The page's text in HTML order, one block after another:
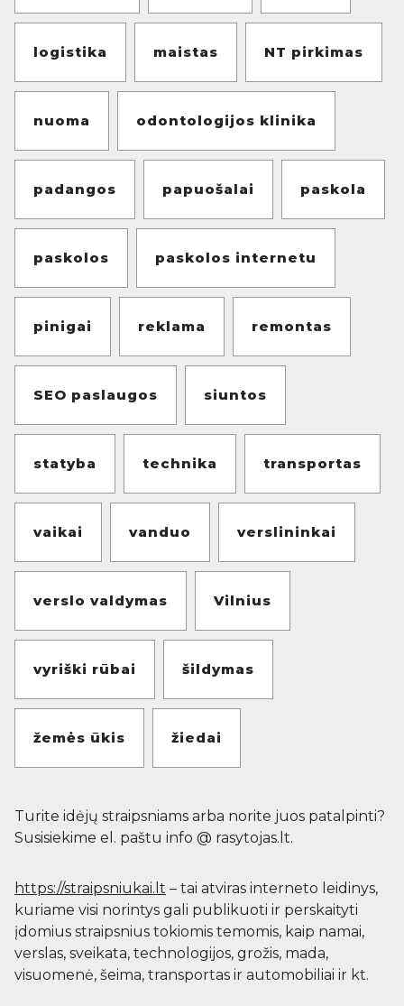
logistika maistas NT pirkimas
nuoma odontologijos klinika
padangos papuošalai paskola
paskolos paskolos internetu
pinigai reklama remontas
SEO paslaugos siuntos
statyba technika transportas
vaikai vanduo verslininkai
verslo valdymas Vilnius
vyriški rūbai šildymas
žemės ūkis žiedai
Turite idėjų straipsniams arba norite juos patalpinti?
Susisiekime el. paštu info @ rasytojas.lt.
https://straipsniukai.lt – tai atviras interneto leidinys,
kuriame visi norintys gali publikuoti ir perskaityti
įdomius straipsnius tokiomis temomis, kaip namai,
verslas, sveikata, technologijos, grožis, mada,
visuomenė, šeima, transportas ir automobiliai ir kt.